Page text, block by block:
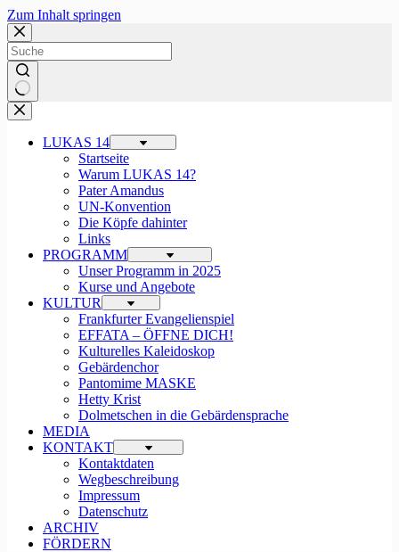
Zum Inhalt springen
LUKAS 14
Startseite
Warum LUKAS 14?
Pater Amandus
UN-Konvention
Die Köpfe dahinter
Links
PROGRAMM
Unser Programm in 2025
Kurse und Angebote
KULTUR
Frankfurter Evangelienspiel
EFFATA – ÖFFNE DICH!
Kulturelles Kaleidoskop
Gebärdenchor
Pantomime MASKE
Hetty Krist
Dolmetschen in die Gebärdensprache
MEDIA
KONTAKT
Kontaktdaten
Wegbeschreibung
Impressum
Datenschutz
ARCHIV
FÖRDERN